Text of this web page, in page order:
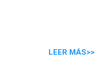
LEER MÁS>>